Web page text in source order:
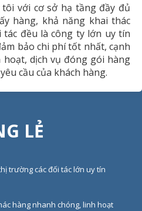
với cơ sở hạ tầng đầy đủ
hàng, khả năng khai thác
tác đều là công ty lớn uy tín
bảo chi phí tốt nhất, cạnh
dịch vụ đóng gói hàng
cầu của khách hàng.
LẺ
trường các đối tác lớn uy tín
hàng nhanh chóng, linh hoạt